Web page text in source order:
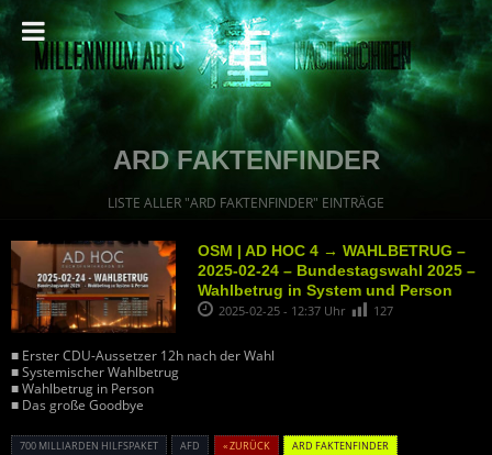
ARD FAKTENFINDER
LISTE ALLER "ARD FAKTENFINDER" EINTRÄGE
OSM | AD HOC 4 → WAHLBETRUG –
2025-02-24 – Bundestagswahl 2025 –
Wahlbetrug in System und Person
2025-02-25 - 12:37 Uhr 127
■ Erster CDU-Aussetzer 12h nach der Wahl
■ Systemischer Wahlbetrug
■ Wahlbetrug in Person
■ Das große Goodbye
700 MILLIARDEN HILFSPAKET AFD « ZURÜCK
ARD FAKTENFINDER